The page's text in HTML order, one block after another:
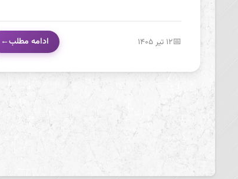
۱۲ تیر ۱۴۰۵ ادامه مطلب